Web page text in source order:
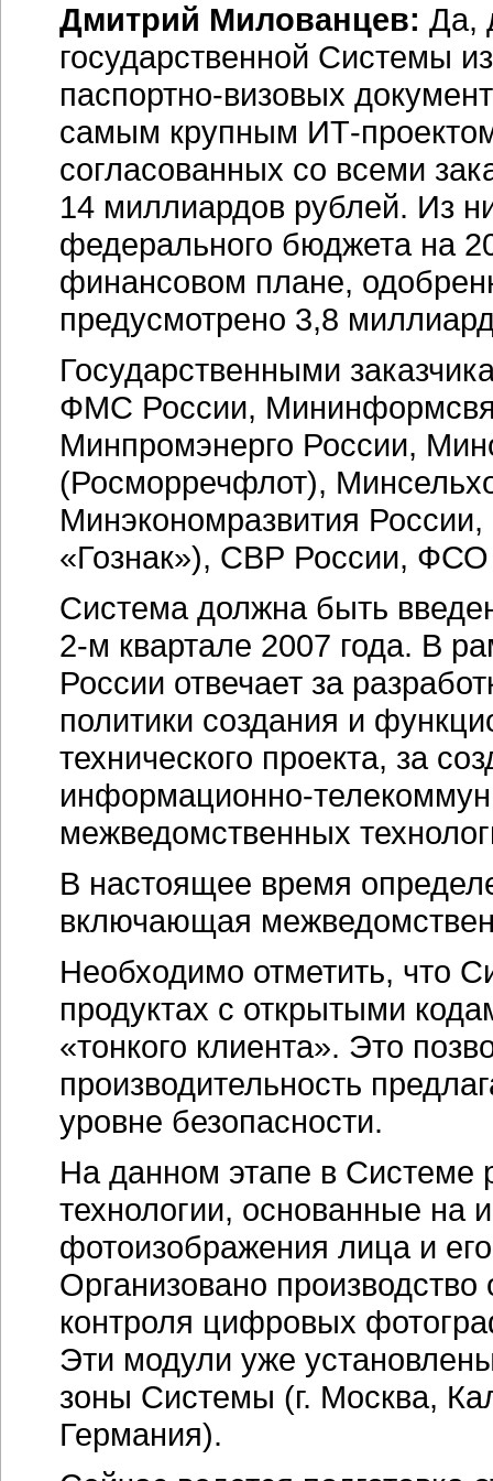
Дмитрий Милованцев: Да,
государственной Системы
паспортно-визовых
самым крупным ИТ-
согласованных со всеми
14 миллиардов рублей. Из
федерального бюджета на
финансовом плане,
предусмотрено 3,8
Государственными
ФМС России,
Минпромэнерго России,
(Росморречфлот),
Минэкономразвития
«Гознак»), СВР России, ФСО
Система должна быть
2-м квартале 2007 года. В
России отвечает за
политики создания и
технического проекта, за
информационно-
межведомственных
В настоящее время
включающая
Необходимо отметить, что
продуктах с открытыми
«тонкого клиента». Это
производительность
уровне безопасности.
На данном этапе в Системе
технологии, основанные на
фотоизображения лица и
Организовано
контроля цифровых
Эти модули уже
зоны Системы (г. Москва,
Германия).